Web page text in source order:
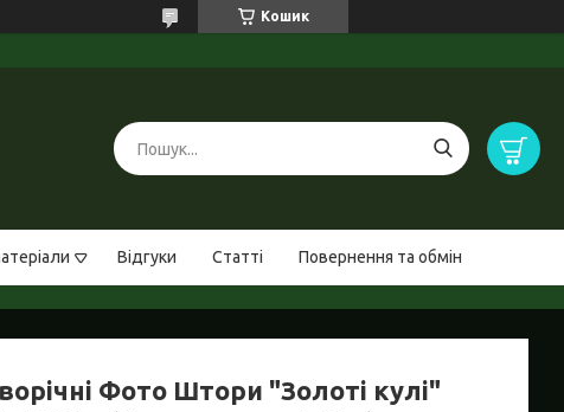
Кошик
Відгуки Статті Повернення та обмін
Фото Штори "Золоті кулі"